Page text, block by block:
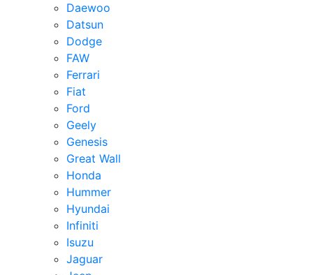
Daewoo
Datsun
Dodge
FAW
Ferrari
Fiat
Ford
Geely
Genesis
Great Wall
Honda
Hummer
Hyundai
Infiniti
Isuzu
Jaguar